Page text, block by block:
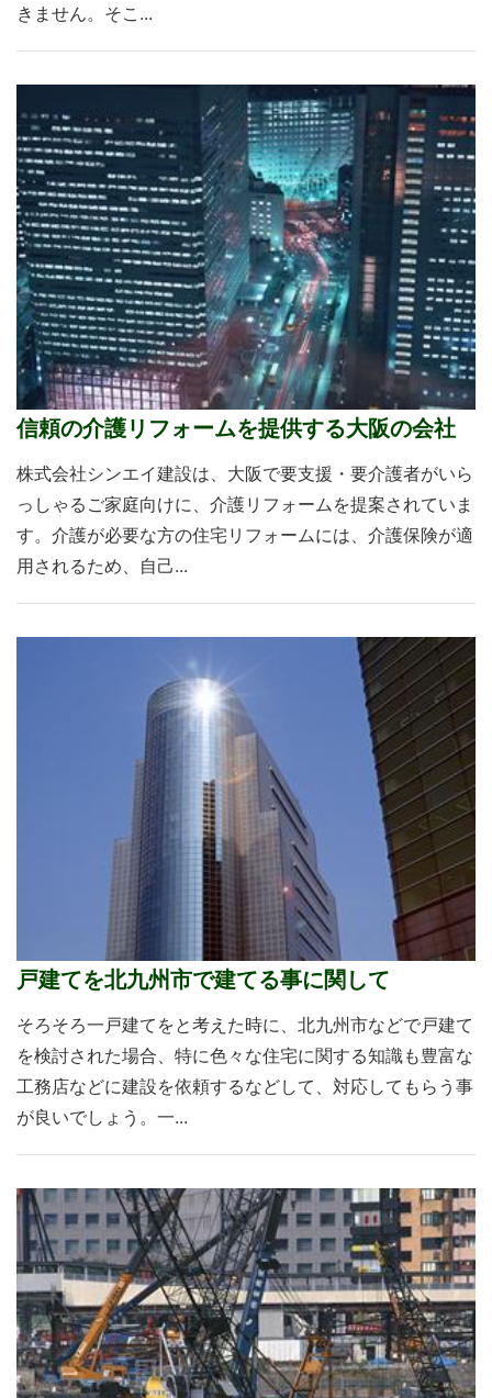
きません。そこ...
信頼の介護リフォームを提供する大阪の会社
株式会社シンエイ建設は、大阪で要支援・要介護者がいら
っしゃるご家庭向けに、介護リフォームを提案されていま
す。介護が必要な方の住宅リフォームには、介護保険が適
用されるため、自己...
戸建てを北九州市で建てる事に関して
そろそろ一戸建てをと考えた時に、北九州市などで戸建て
を検討された場合、特に色々な住宅に関する知識も豊富な
工務店などに建設を依頼するなどして、対応してもらう事
が良いでしょう。一...